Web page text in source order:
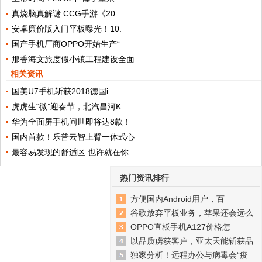
真烧脑真解谜 CCG手游《20
安卓廉价版入门平板曝光！10.
国产手机厂商OPPO开始生产“
那香海文旅度假小镇工程建设全面
相关资讯
国美U7手机斩获2018德国i
虎虎生“微”迎春节，北汽昌河K
华为全面屏手机问世即将达8款！
国内首款！乐普云智上臂一体式心
最容易发现的舒适区 也许就在你
热门资讯排行
方便国内Android用户，百
谷歌放弃平板业务，苹果还会远么
OPPO直板手机A127价格怎
以品质虏获客户，亚太天能斩获品
独家分析！远程办公与病毒会“疫